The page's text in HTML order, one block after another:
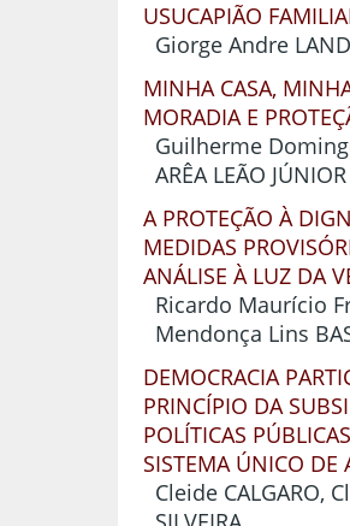
USUCAPIÃO
Giorge Andre
MINHA CASA,
MORADIA E
Guilherme
ARÊA LEÃO JÚNIOR
A PROTEÇÃO À
MEDIDAS
ANÁLISE À LUZ DA
Ricardo Maurício
Mendonça Lins
DEMOCRACIA
PRINCÍPIO DA
POLÍTICAS
SISTEMA ÚNICO DE
Cleide CALGARO,